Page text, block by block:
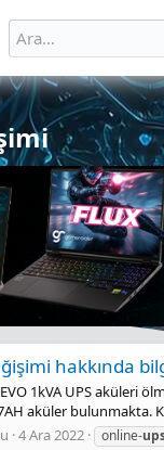
hakkında
1kVA UPS aküleri
aküler bulunmakta.
4 Ara 2022 online-